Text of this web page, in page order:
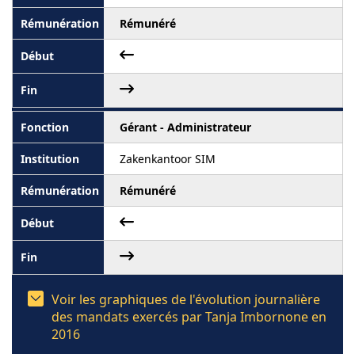
Rémunéré
Gérant - Administrateur
Zakenkantoor SIM
Rémunéré
Voir les graphiques de l'évolution journalière
des mandats exercés par Tanja Imbornone en
2016